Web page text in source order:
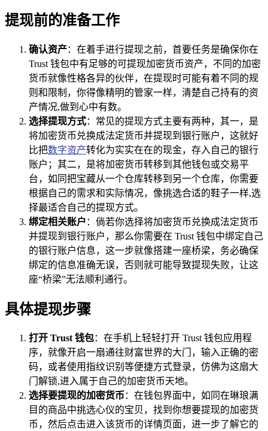
提现前的准备工作
确认资产：在着手进行提现之前，首要任务是确保你在
Trust 钱包中有足够的可提现加密货币资产，不同的加密
货币就像性格各异的伙伴，在提现时可能有着不同的规
则和限制，你得像精明的管家一样，清楚自己持有的资
产情况,做到心中有数。
选择提现方式：常见的提现方式主要有两种，其一，是
将加密货币兑换成法定货币并提现到银行账户，这就好
比把数字资产转化为实实在在的现金，存入自己的银行
账户；其二，是将加密货币转移到其他钱包或交易平
台，如同把宝藏从一个仓库转移到另一个仓库，你需要
根据自己的需求和实际情况，像挑选合适的鞋子一样,选
择最适合自己的提现方式。
绑定相关账户 ：倘若你选择将加密货币兑换成法定货币
并提现到银行账户，那么你需要在 Trust 钱包中绑定自己
的银行账户信息，这一步就像搭建一座桥梁，务必确保
绑定的信息准确无误，否则就可能导致提现失败，让这
座“桥梁”无法顺利通行。
具体提现步骤
打开 Trust 钱包：在手机上轻轻打开 Trust 钱包应用程
序，就像开启一扇通往财富世界的大门，输入正确的密
码，或者使用指纹识别等便捷方式登录，仿佛为这扇大
门解锁,进入属于自己的加密货币天地。
选择要提现的加密货币 ：在钱包界面中，如同在琳琅满
目的商品中挑选心仪的宝贝，找到你想要提现的加密货
币，然后点击进入该货币的详情页面，进一步了解它的